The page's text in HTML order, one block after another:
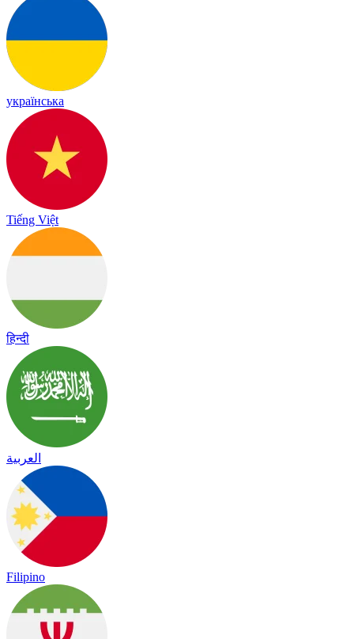
українська
Tiếng Việt
हिन्दी
العربية
Filipino